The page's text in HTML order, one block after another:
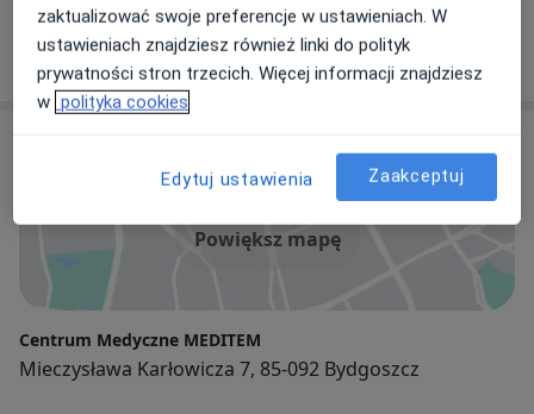
530 opinii
Powiększ mapę
Centrum Medyczne MEDITEM
Mieczysława Karłowicza 7, 85-092 Bydgoszcz
zaktualizować swoje preferencje w ustawieniach. W
ustawieniach znajdziesz również linki do polityk
prywatności stron trzecich. Więcej informacji znajdziesz
w polityka cookies
Edytuj ustawienia Zaakceptuj